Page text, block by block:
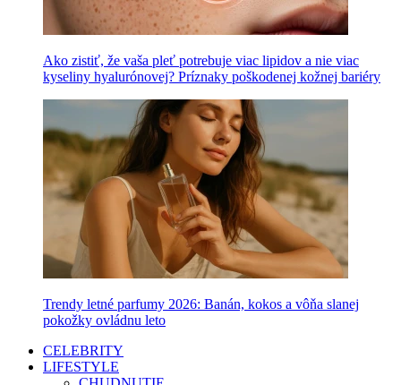
Ako zistiť, že vaša pleť potrebuje viac lipidov a nie viac
kyseliny hyalurónovej? Príznaky poškodenej kožnej bariéry
Trendy letné parfumy 2026: Banán, kokos a vôňa slanej
pokožky ovládnu leto
CELEBRITY
LIFESTYLE